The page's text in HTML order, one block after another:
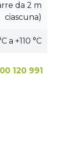
da 2 m
ciascuna)
a +110 °C
120 991